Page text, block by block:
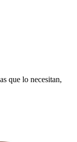
que lo necesitan,